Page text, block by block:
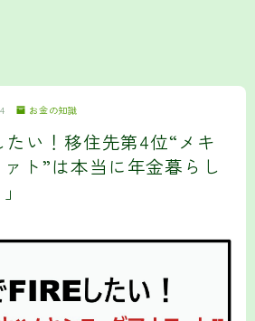
お金の知識
たい！移住先第4位“メキ
ト”は本当に年金暮らし